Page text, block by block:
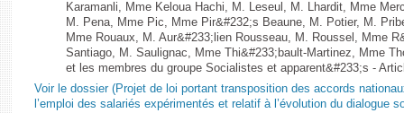
Karamanli, Mme Keloua Hachi, M. Leseul, M. Lhardit, Mme
M. Pena, Mme Pic, Mme Pir&#232;s Beaune, M. Potier, M.
Mme Rouaux, M. Aur&#233;lien Rousseau, M. Roussel, Mme
Santiago, M. Saulignac, Mme Thi&#233;bault-Martinez, Mme
et les membres du groupe Socialistes et apparent&#233;s -
Voir le dossier (Projet de loi portant transposition des accords
l’emploi des salariés expérimentés et relatif à l’évolution du dialogue